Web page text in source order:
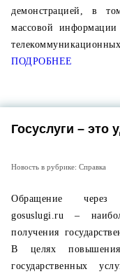
демонстрацией, в
массовой
ПОДРОБНЕЕ
Госуслуги – это
Новость в рубрике:Справка
Обращение через
gosuslugi.ru –
получения
В целях повышения
государственных